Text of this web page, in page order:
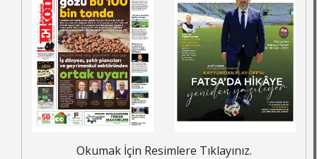
Okumak İçin Resimlere Tıklayınız.